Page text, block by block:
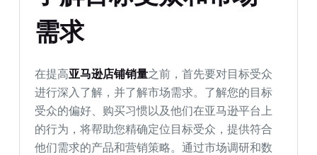
需求
在提高亚马逊店铺销量之前，首先要对目标受众
进行深入了解，并了解市场需求。了解您的目标
受众的偏好、购买习惯以及他们在亚马逊平台上
的行为，将帮助您精确定位目标受众，提供符合
他们需求的产品和营销策略。通过市场调研和数